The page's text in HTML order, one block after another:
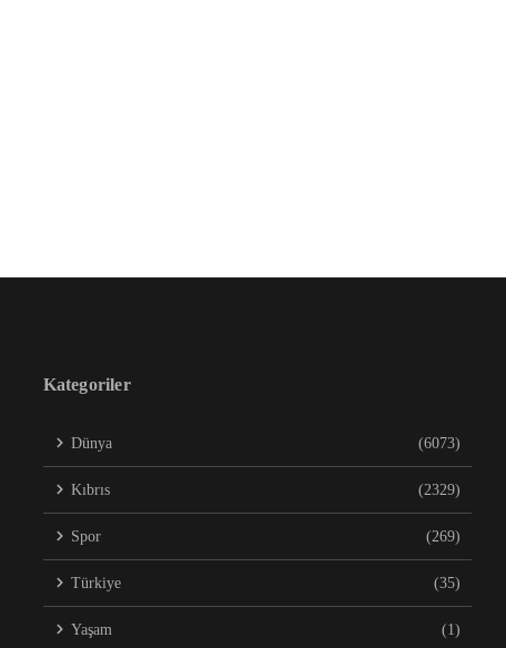
Kategoriler
Dünya (6073)
Kıbrıs (2329)
Spor (269)
Türkiye (35)
Yaşam (1)